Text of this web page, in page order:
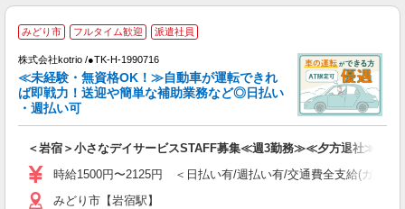
みどり市 フルタイム歓迎 派遣社員
株式会社kotrio /●TK-H-1990716
≪未経験・無資格OK！≫自動車が運転できれ
ば即戦力！送迎や簡単な補助業務など◎日払い
・週払い可
＜岩宿＞小さなデイサービスSTAFF募集≪週3勤務≫≪夕方退社≫
時給1500円〜2125円 ＜日払い有/週払い有/交通費全支給(ガソリ
みどり市【岩宿駅】